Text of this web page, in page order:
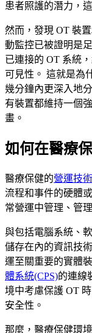
患者照護的潛力，
然而，發現 OT 裝
動監控已被證明是
已連接的 OT 系統
可見性。 這就是為
幾分鐘內更深入地
有裝置都維持一個
畫。
如何在醫療
醫療保健的營運技
流程和事件的硬體
常營運中管理、管
與包括電腦系統、
儲存在內的資訊技
運至關重要的實體
體系統(CPS)的連線
境中考慮保護 OT
安全性。
那麼，醫療保健環